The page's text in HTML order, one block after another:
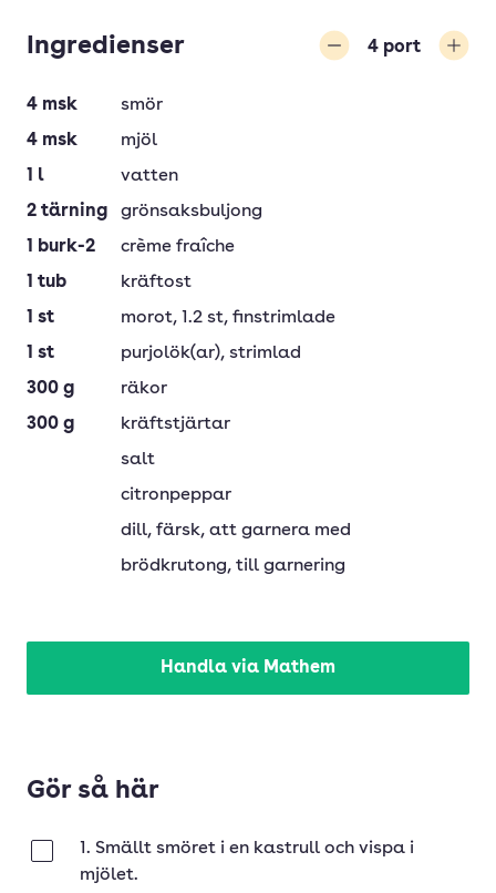
Ingredienser 4 port
4 msk
smör
4 msk
mjöl
1 l
vatten
2 tärning
grönsaksbuljong
1
burk-2
crème fraîche
1 tub
kräftost
1 st morot, 1.2 st, finstrimlade
1 st purjolök(ar), strimlad
300 g
räkor
300 g
kräftstjärtar
salt
citronpeppar
dill, färsk, att garnera med
brödkrutong, till garnering
Handla via Mathem
Gör så här
1. Smällt smöret i en kastrull och vispa i
mjölet.